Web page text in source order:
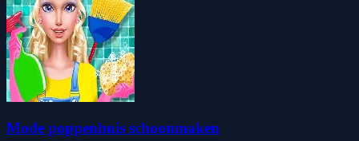
Mode poppenhuis schoonmaken